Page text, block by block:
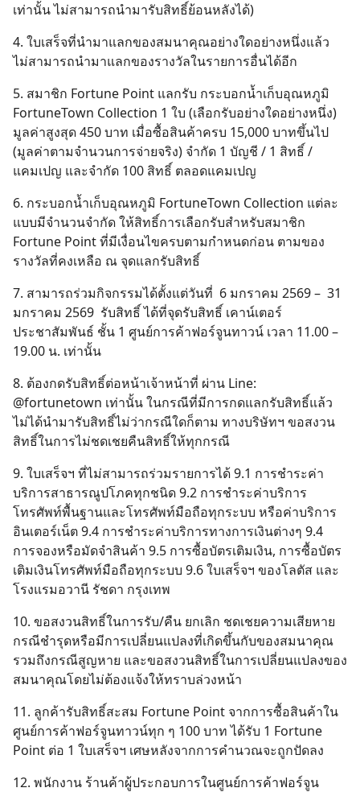
for:
เท่านั้น ไม่สามารถนำมารับสิทธิ์ย้อนหลังได้)
4. ใบเสร็จที่นำมาแลกของสมนาคุณอย่างใดอย่างหนึ่งแล้ว
ไม่สามารถนำมาแลกของรางวัลในรายการอื่นได้อีก
5. สมาชิก Fortune Point แลกรับ กระบอกน้ำเก็บอุณหภูมิ
FortuneTown Collection 1 ใบ (เลือกรับอย่างใดอย่างหนึ่ง)
มูลค่าสูงสุด 450 บาท เมื่อซื้อสินค้าครบ 15,000 บาทขึ้นไป
(มูลค่าตามจำนวนการจ่ายจริง) จำกัด 1 บัญชี / 1 สิทธิ์ /
แคมเปญ และจำกัด 100 สิทธิ์ ตลอดแคมเปญ
6. กระบอกน้ำเก็บอุณหภูมิ FortuneTown Collection แต่ละ
แบบมีจำนวนจำกัด ให้สิทธิ์การเลือกรับสำหรับสมาชิก
Fortune Point ที่มีเงื่อนไขครบตามกำหนดก่อน ตามของ
รางวัลที่คงเหลือ ณ จุดแลกรับสิทธิ์
7. สามารถร่วมกิจกรรมได้ตั้งแต่วันที่ 6 มกราคม 2569 – 31
มกราคม 2569 รับสิทธิ์ ได้ที่จุดรับสิทธิ์ เคาน์เตอร์
ประชาสัมพันธ์ ชั้น 1 ศูนย์การค้าฟอร์จูนทาวน์ เวลา 11.00 –
19.00 น. เท่านั้น
8. ต้องกดรับสิทธิ์ต่อหน้าเจ้าหน้าที่ ผ่าน Line:
@fortunetown เท่านั้น ในกรณีที่มีการกดแลกรับสิทธิ์แล้ว
ไม่ได้นำมารับสิทธิ์ไม่ว่ากรณีใดก็ตาม ทางบริษัทฯ ขอสงวน
สิทธิ์ในการไม่ชดเชยคืนสิทธิ์ให้ทุกกรณี
9. ใบเสร็จฯ ที่ไม่สามารถร่วมรายการได้ 9.1 การชำระค่า
บริการสาธารณูปโภคทุกชนิด 9.2 การชำระค่าบริการ
โทรศัพท์พื้นฐานและโทรศัพท์มือถือทุกระบบ หรือค่าบริการ
อินเตอร์เน็ต 9.4 การชำระค่าบริการทางการเงินต่างๆ 9.4
การจองหรือมัดจำสินค้า 9.5 การซื้อบัตรเติมเงิน, การซื้อบัตร
เติมเงินโทรศัพท์มือถือทุกระบบ 9.6 ใบเสร็จฯ ของโลตัส และ
โรงแรมอวานี รัชดา กรุงเทพ
10. ขอสงวนสิทธิ์ในการรับ/คืน ยกเลิก ชดเชยความเสียหาย
กรณีชำรุดหรือมีการเปลี่ยนแปลงที่เกิดขึ้นกับของสมนาคุณ
รวมถึงกรณีสูญหาย และขอสงวนสิทธิ์ในการเปลี่ยนแปลงของ
สมนาคุณโดยไม่ต้องแจ้งให้ทราบล่วงหน้า
11. ลูกค้ารับสิทธิ์สะสม Fortune Point จากการซื้อสินค้าใน
ศูนย์การค้าฟอร์จูนทาวน์ทุก ๆ 100 บาท ได้รับ 1 Fortune
Point ต่อ 1 ใบเสร็จฯ เศษหลังจากการคำนวณจะถูกปัดลง
12. พนักงาน ร้านค้าผู้ประกอบการในศูนย์การค้าฟอร์จูน